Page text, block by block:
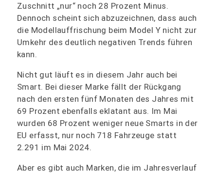
Zuschnitt „nur“ noch 28 Prozent Minus.
Dennoch scheint sich abzuzeichnen, dass auch
die Modellauffrischung beim Model Y nicht zur
Umkehr des deutlich negativen Trends führen
kann.
Nicht gut läuft es in diesem Jahr auch bei
Smart. Bei dieser Marke fällt der Rückgang
nach den ersten fünf Monaten des Jahres mit
69 Prozent ebenfalls eklatant aus. Im Mai
wurden 68 Prozent weniger neue Smarts in der
EU erfasst, nur noch 718 Fahrzeuge statt
2.291 im Mai 2024.
Aber es gibt auch Marken, die im Jahresverlauf